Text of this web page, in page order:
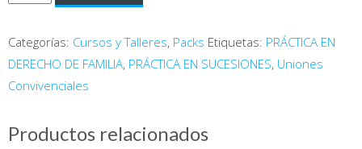
de
cantidad
Categorías: Cursos y Talleres, Packs Etiquetas: PRÁCTICA EN
DERECHO DE FAMILIA, PRÁCTICA EN SUCESIONES, Uniones
Convivenciales
Productos relacionados